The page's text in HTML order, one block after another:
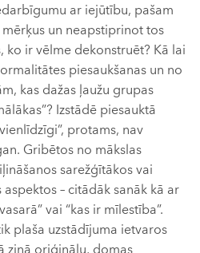
ar iejūtību, pašam
un neapstiprinot tos
ko ir vēlme dekonstruēt? Kā lai
piesaukšanas un no
kas dažas ļaužu grupas
Izstādē piesauktā
protams, nav
Gribētos no mākslas
sarežģītākos vai
– citādāk sanāk kā ar
vai “kas ir mīlestība”.
plaša uzstādījuma ietvaros